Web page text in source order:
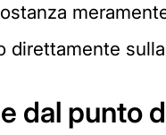
direttamente
dal punto